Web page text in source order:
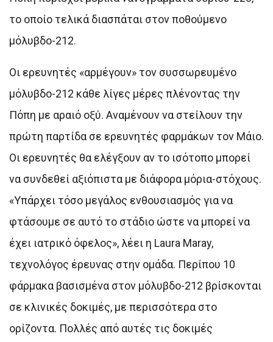
το οποίο τελικά διασπάται στον ποθούμενο
μόλυβδο-212.
Οι ερευνητές «αρμέγουν» τον συσσωρευμένο
μόλυβδο-212 κάθε λίγες μέρες πλένοντας την
Πόπη με αραιό οξύ. Αναμένουν να στείλουν την
πρώτη παρτίδα σε ερευνητές φαρμάκων τον Μάιο.
Οι ερευνητές θα ελέγξουν αν το ισότοπο μπορεί
να συνδεθεί αξιόπιστα με διάφορα μόρια-στόχους.
«Υπάρχει τόσο μεγάλος ενθουσιασμός για να
φτάσουμε σε αυτό το στάδιο ώστε να μπορεί να
έχει ιατρικό όφελος», λέει η Laura Maray,
τεχνολόγος έρευνας στην ομάδα. Περίπου 10
φάρμακα βασισμένα στον μόλυβδο-212 βρίσκονται
σε κλινικές δοκιμές, με περισσότερα στο
ορίζοντα. Πολλές από αυτές τις δοκιμές